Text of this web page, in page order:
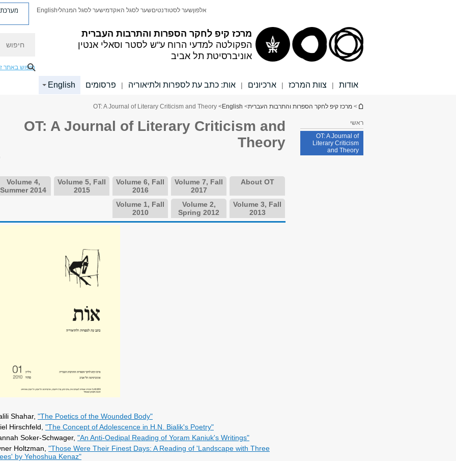
מרכז קיפ לחקר הספרות והתרבות העברית
הפקולטה למדעי הרוח ע"ש לסטר וסאלי אנטין
אוניברסיטת תל אביב
אלפוןשער לסטודנטיםשער לסגל האקדמישער לסגל המנהליEnglish מערכת
חיפוש באתר
אודות | צוות המרכז | ארכיונים | אות: כתב עת לספרות ולתיאוריה | פרסומים English
הינך נמצא כאן
> מרכז קיפ לחקר הספרות והתרבות העברית>
English
> OT: A Journal of Literary Criticism and Theory
ראשי
OT: A Journal of
Literary Criticism
and Theory
OT: A Journal of Literary Criticism and
Theory
About OT
Volume 7, Fall
2017
Volume 6, Fall
2016
Volume 5, Fall
2015
Volume 4,
Summer 2014
Volume 3, Fall
2013
Volume 2,
Spring 2012
Volume 1, Fall
2010
Shahar, "The Poetics of the Wounded Body"
Hirschfeld, "The Concept of Adolescence in H.N. Bialik's Poetry"
Soker-Schwager, "An Anti-Oedipal Reading of Yoram Kaniuk's Writings"
Holtzman, "Those Were Their Finest Days: A Reading of 'Landscape with Three
by Yehoshua Kenaz"